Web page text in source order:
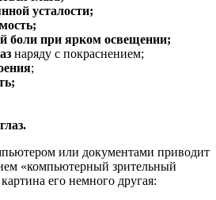
усталости;
боли при ярком освещении;
наряду с покраснением;
;
или документами приводит
«компьютерный зрительный
его немного другая: